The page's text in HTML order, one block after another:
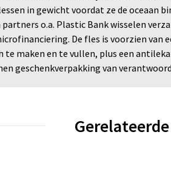
in gewicht voordat ze de oceaan
o.a. Plastic Bank wisselen
De fles is voorzien
maken en te vullen, plus een
geschenkverpakking van